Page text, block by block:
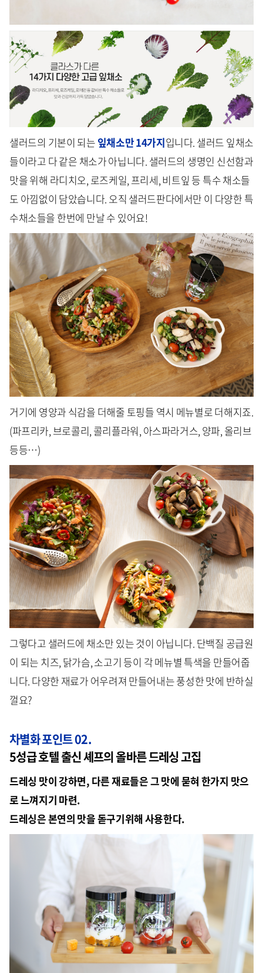
샐러드의 기본이 되는 잎채소만 14가지입니다. 샐러드 잎채소
들이라고 다 같은 채소가 아닙니다. 샐러드의 생명인 신선함과
맛을 위해 라디치오, 로즈케일, 프리세, 비트잎 등 특수 채소들
도 아낌없이 담았습니다. 오직 샐러드판다에서만 이 다양한 특
수채소들을 한번에 만날 수 있어요!
거기에 영양과 식감을 더해줄 토핑들 역시 메뉴별로 더해지죠.
(파프리카, 브로콜리, 콜리플라워, 아스파라거스, 양파, 올리브
등등…)
그렇다고 샐러드에 채소만 있는 것이 아닙니다. 단백질 공급원
이 되는 치즈, 닭가슴, 소고기 등이 각 메뉴별 특색을 만들어줍
니다. 다양한 재료가 어우려져 만들어내는 풍성한 맛에 반하실
껄요?
차별화 포인트 02.
5성급 호텔 출신 셰프의 올바른 드레싱 고집
드레싱 맛이 강하면, 다른 재료들은 그 맛에 묻혀 한가지 맛으
로 느껴지기 마련.
드레싱은 본연의 맛을 돋구기위해 사용한다.